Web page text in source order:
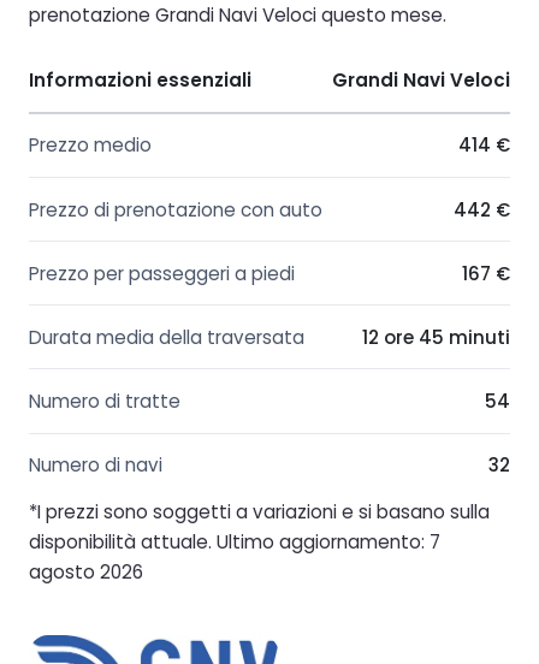
prenotazione Grandi Navi Veloci questo mese.
Informazioni essenziali Grandi Navi Veloci
Prezzo medio 414 €
Prezzo di prenotazione con auto 442 €
Prezzo per passeggeri a piedi 167 €
Durata media della traversata 12 ore 45 minuti
Numero di tratte 54
Numero di navi
32
*I prezzi sono soggetti a variazioni e si basano sulla
disponibilità attuale. Ultimo aggiornamento: 7
agosto 2026